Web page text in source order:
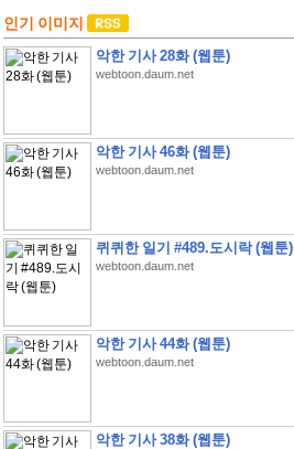
인기 이미지
악한 기사 28화 (웹툰)
webtoon.daum.net
악한 기사 46화 (웹툰)
webtoon.daum.net
퀴퀴한 일기 #489.도시락 (웹툰)
webtoon.daum.net
악한 기사 44화 (웹툰)
webtoon.daum.net
악한 기사 38화 (웹툰)